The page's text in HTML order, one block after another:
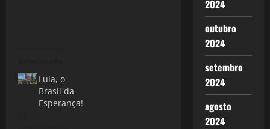
Lula, o
Brasil da
Esperança!
2024
outubro
2024
setembro
2024
agosto
2024